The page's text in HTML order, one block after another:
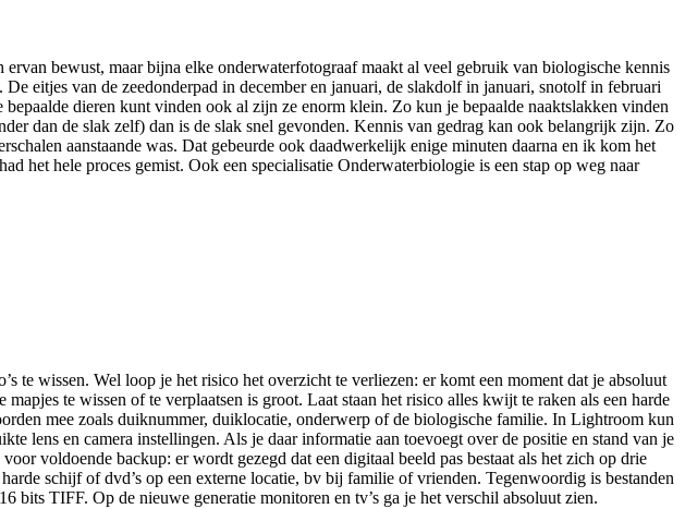
bewust, maar bijna elke onderwaterfotograaf maakt al veel gebruik van biologische kennis
eitjes van de zeedonderpad in december en januari, de slakdolf in januari, snotolf in februari
dieren kunt vinden ook al zijn ze enorm klein. Zo kun je bepaalde naaktslakken vinden
dan de slak zelf) dan is de slak snel gevonden. Kennis van gedrag kan ook belangrijk zijn. Zo
aanstaande was. Dat gebeurde ook daadwerkelijk enige minuten daarna en ik kom het
het hele proces gemist. Ook een specialisatie Onderwaterbiologie is een stap op weg naar
te wissen. Wel loop je het risico het overzicht te verliezen: er komt een moment dat je absoluut
te wissen of te verplaatsen is groot. Laat staan het risico alles kwijt te raken als een harde
mee zoals duiknummer, duiklocatie, onderwerp of de biologische familie. In Lightroom kun
lens en camera instellingen. Als je daar informatie aan toevoegt over de positie en stand van je
voldoende backup: er wordt gezegd dat een digitaal beeld pas bestaat als het zich op drie
schijf of dvd’s op een externe locatie, bv bij familie of vrienden. Tegenwoordig is bestanden
TIFF. Op de nieuwe generatie monitoren en tv’s ga je het verschil absoluut zien.